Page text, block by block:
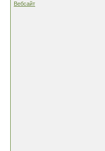
Вебсайт